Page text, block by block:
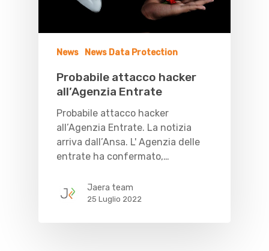
News News Data Protection
Probabile attacco hacker
all’Agenzia Entrate
Probabile attacco hacker
all’Agenzia Entrate. La notizia
arriva dall’Ansa. L' Agenzia delle
entrate ha confermato,…
Jaera team
25 Luglio 2022